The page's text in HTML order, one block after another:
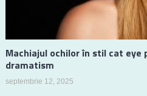
Machiajul ochilor în stil cat eye
dramatism
septembrie 12, 2025